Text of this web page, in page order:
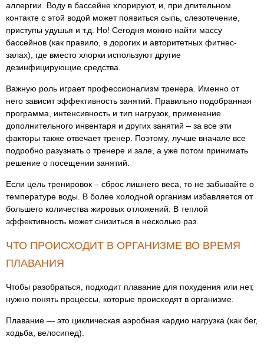
аллергии. Воду в бассейне хлорируют, и, при длительном
контакте с этой водой может появиться сыпь, слезотечение,
приступы удушья и т.д. Но! Сегодня можно найти массу
бассейнов (как правило, в дорогих и авторитетных фитнес-
залах), где вместо хлорки используют другие
дезинфицирующие средства.
Важную роль играет профессионализм тренера. Именно от
него зависит эффективность занятий. Правильно подобранная
программа, интенсивность и тип нагрузок, применение
дополнительного инвентаря и других занятий – за все эти
факторы также отвечает тренер. Поэтому, лучше вначале все
подробно разузнать о тренере и зале, а уже потом принимать
решение о посещении занятий.
Если цель тренировок – сброс лишнего веса, то не забывайте о
температуре воды. В более холодной организм избавляется от
большего количества жировых отложений. В теплой
эффективность может снизиться в несколько раз.
ЧТО ПРОИСХОДИТ В ОРГАНИЗМЕ ВО ВРЕМЯ
ПЛАВАНИЯ
Чтобы разобраться, подходит плавание для похудения или нет,
нужно понять процессы, которые происходят в организме.
Плавание — это циклическая аэробная кардио нагрузка (как бег,
ходьба, велосипед).